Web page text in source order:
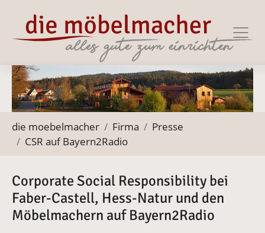
Zur Haupt-Navigation springen
Zum Hauptinhalt springen
Zum Footer springen
die moebelmacher Firma
Presse
CSR auf Bayern2Radio
Corporate Social Responsibility bei
Faber-Castell, Hess-Natur und den
Möbelmachern auf Bayern2Radio